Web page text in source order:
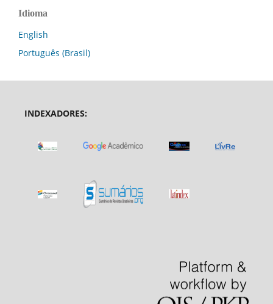
Idioma
English
Português (Brasil)
INDEXADORES: